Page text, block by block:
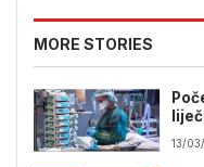
MORE STORIES
13/